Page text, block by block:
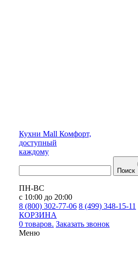
Кухни Mall Комфорт,
доступный
каждому
Поиск
ПН-ВС
с 10:00 до 20:00
8 (800) 302-77-06 8 (499) 348-15-11
КОРЗИНА
0 товаров. Заказать звонок
Меню